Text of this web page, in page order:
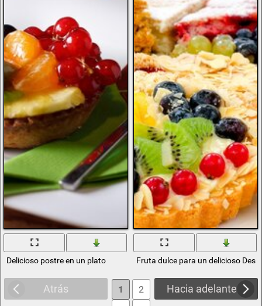
Delicioso postre en un plato Fruta dulce para un delicioso
Atrás Hacia adelante
1
2